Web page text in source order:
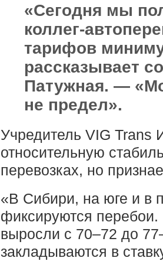
«Сегодня мы
коллег-
тарифов
рассказывает
Патужная. —
не предел».
Учредитель VIG Trans
относительную
перевозках, но
«В Сибири, на юге и в
фиксируются
выросли с 70–72 до
закладываются в